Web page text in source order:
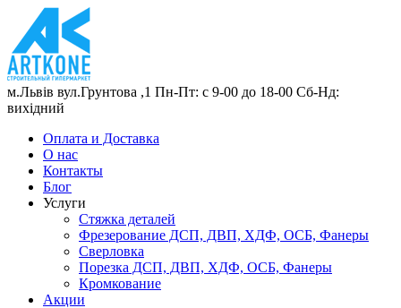
м.Львів вул.Грунтова ,1 Пн-Пт: с 9-00 до 18-00 Сб-Нд:
вихідний
Оплата и Доставка
О нас
Контакты
Блог
Услуги
Стяжка деталей
Фрезерование ДСП, ДВП, ХДФ, ОСБ, Фанеры
Сверловка
Порезка ДСП, ДВП, ХДФ, ОСБ, Фанеры
Кромкование
Акции